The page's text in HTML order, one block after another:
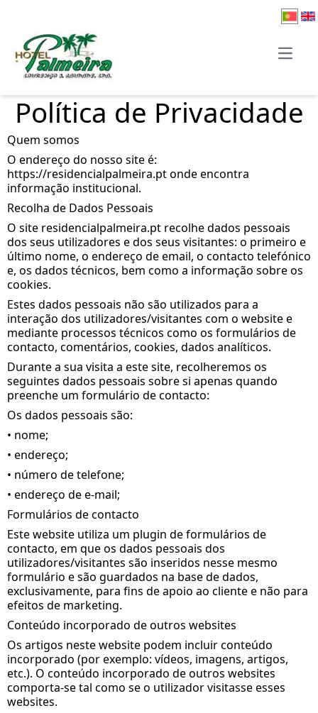
Open
Política de Privacidade
Quem somos
O endereço do nosso site é:
https://residencialpalmeira.pt onde encontra
informação institucional.
Recolha de Dados Pessoais
O site residencialpalmeira.pt recolhe dados pessoais
dos seus utilizadores e dos seus visitantes: o primeiro e
último nome, o endereço de email, o contacto telefónico
e, os dados técnicos, bem como a informação sobre os
cookies.
Estes dados pessoais não são utilizados para a
interação dos utilizadores/visitantes com o website e
mediante processos técnicos como os formulários de
contacto, comentários, cookies, dados analíticos.
Durante a sua visita a este site, recolheremos os
seguintes dados pessoais sobre si apenas quando
preenche um formulário de contacto:
Os dados pessoais são:
• nome;
• endereço;
• número de telefone;
• endereço de e-mail;
Formulários de contacto
Este website utiliza um plugin de formulários de
contacto, em que os dados pessoais dos
utilizadores/visitantes são inseridos nesse mesmo
formulário e são guardados na base de dados,
exclusivamente, para fins de apoio ao cliente e não para
efeitos de marketing.
Conteúdo incorporado de outros websites
Os artigos neste website podem incluir conteúdo
incorporado (por exemplo: vídeos, imagens, artigos,
etc.). O conteúdo incorporado de outros websites
comporta-se tal como se o utilizador visitasse esses
websites.